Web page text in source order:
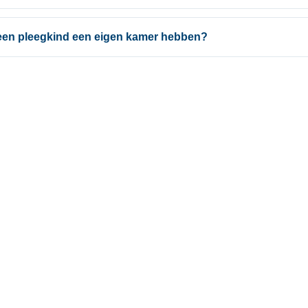
pleegkind een eigen kamer hebben?